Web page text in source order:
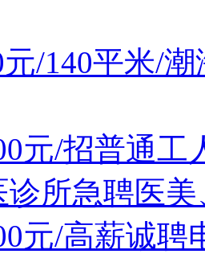
元/140平米/
元/招普通
诊所急聘医
元/高薪诚